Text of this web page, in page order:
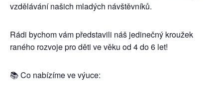
vzdělávání našich mladých návštěvníků.
Rádi bychom vám představili náš jedinečný kroužek
raného rozvoje pro děti ve věku od 4 do 6 let!
📚 Co nabízíme ve výuce: